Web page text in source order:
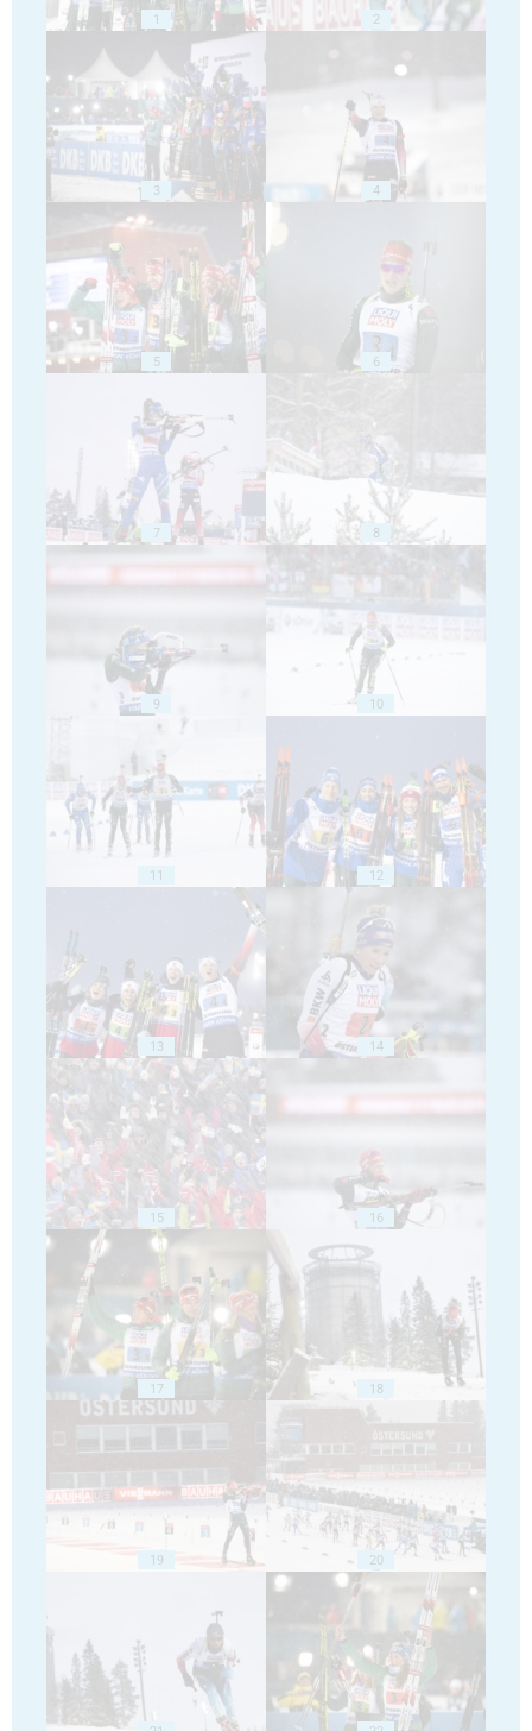
1 2
3 4
5 6
7 8
9 10
11 12
13 14
15 16
17 18
19 20